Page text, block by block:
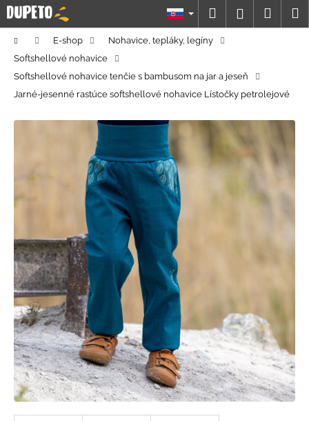
Prejsť
na
obsah
Hľadať
DomovE-shop
Nohavice, tepláky, legíny
Softshellové nohavice
Softshellové nohavice tenčie s bambusom na jar a jeseň
Jarné-jesenné rastúce softshellové nohavice Lístočky petrolejové
K
o
Č
o
b
j
e
t
e
n
á
j
s
ť
?